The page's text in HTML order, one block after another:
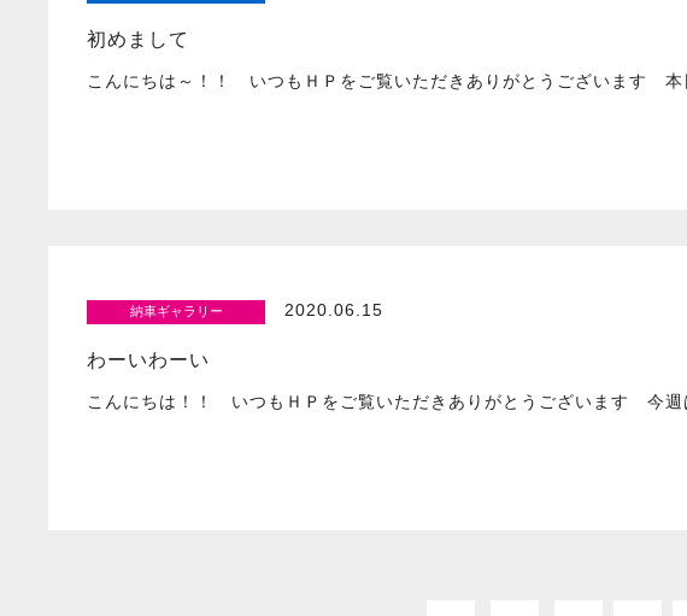
初めまして
こんにちは～！！ いつもＨＰをご覧いただきありがとうございます 本
納車ギャラリー 2020.06.15
わーいわーい
こんにちは！！ いつもＨＰをご覧いただきありがとうございます 今週